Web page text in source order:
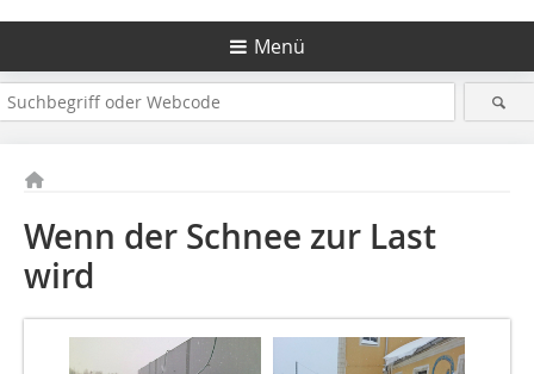
Menü
Wenn der Schnee zur Last
wird